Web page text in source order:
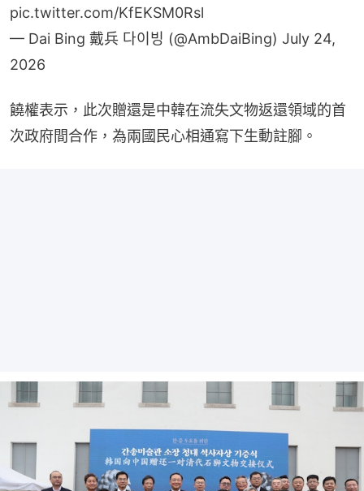
pic.twitter.com/KfEKSM0Rsl
— Dai Bing 戴兵 다이빙 (@AmbDaiBing) July 24,
2026
饒權表示，此次贈還是中韓在流失文物返還領域的首
次政府間合作，為兩國民心相通寫下生動註腳。